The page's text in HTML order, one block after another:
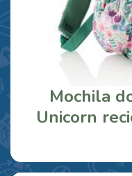
Mochila
Unicorn